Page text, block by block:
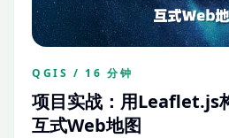
QGIS / 16 分钟
项目实战：用Leaflet.js
互式Web地图